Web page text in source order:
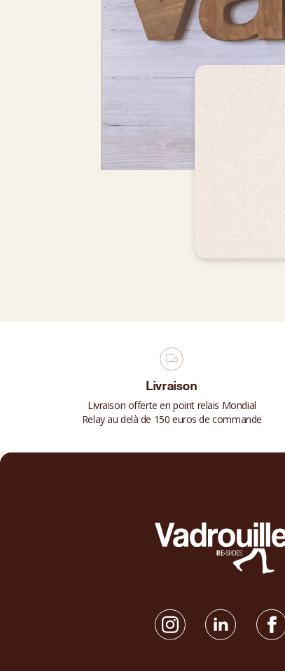
Livraison
Livraison offerte en point relais Mondial
Relay au delà de 150 euros de commande